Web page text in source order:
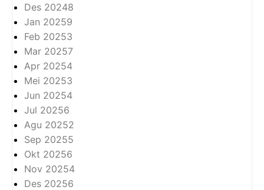
Des 20248
Jan 20259
Feb 20253
Mar 20257
Apr 20254
Mei 20253
Jun 20254
Jul 20256
Agu 20252
Sep 20255
Okt 20256
Nov 20254
Des 20256